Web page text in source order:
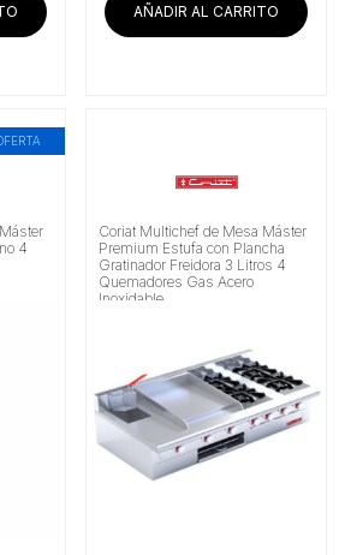
AÑADIR AL CARRITO
4
Coriat Multichef de Mesa Máster
Premium Estufa con Plancha
Gratinador Freidora 3 Litros 4
Quemadores Gas Acero
Inoxidable